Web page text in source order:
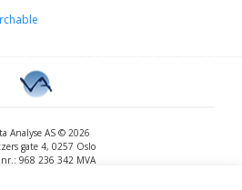
Analyse AS © 2026
gate 4, 0257 Oslo
968 236 342 MVA